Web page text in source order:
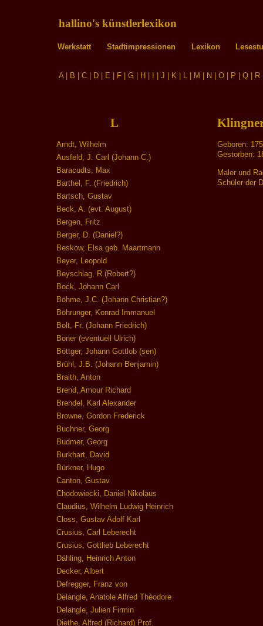
hallino's künstlerlexikon
Werkstatt Stadtimpressionen Lexikon
A| B C D E F G H J K L M N O P Q R
L
Arndt, Wilhelm
Ausfeld, J. Carl (Johann C.)
Baracudts, Max
Barthel, F. (Friedrich)
Bartsch, Gustav
Beck, A. (evt. August)
Bergen, Fritz
Berger, D. (Daniel?)
Beskow, Elsa geb. Maartmann
Beyer, Leopold
Beyschlag, R.(Robert?)
Bock, Johann Carl
Böhme, J.C. (Johann Christian?)
Böhrunger, Konrad Immanuel
Bolt, Fr. (Johann Friedrich)
Boner (eventuell Ulrich)
Böttger, Johann Gottlob (sen)
Brühl, J.B. (Johann Benjamin)
Braith, Anton
Brend, Amour Richard
Brendel, Karl Alexander
Browne, Gordon Frederick
Buchner, Georg
Budmer, Georg
Burkhart, David
Bürkner, Hugo
Canton, Gustav
Chodowiecki, Daniel Nikolaus
Claudius, Wilhelm Ludwig Heinrich
Closs, Gustav Adolf Karl
Crusius, Carl Leberecht
Crusius, Gottlieb Leberecht
Dähling, Heinrich Anton
Decker, Albert
Defregger, Franz von
Delangle, Anatole Alfred Thèodore
Delangle, Julien Firmin
Diethe, Alfred (Richard) Prof.
Geboren:
Gestorben:
Maler und
Schüler der